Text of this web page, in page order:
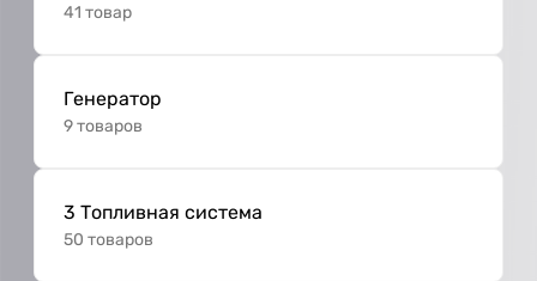
41 товар
Генератор
9 товаров
3 Топливная система
50 товаров